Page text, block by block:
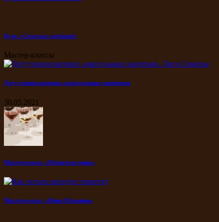
Курс «Сомелье-weekend»
Мастер-классы
Дегустация крепких алкогольных напитков
30.05.2021
Мастер-класс «Игристые вина»
Мастер-класс «Вина Испании»